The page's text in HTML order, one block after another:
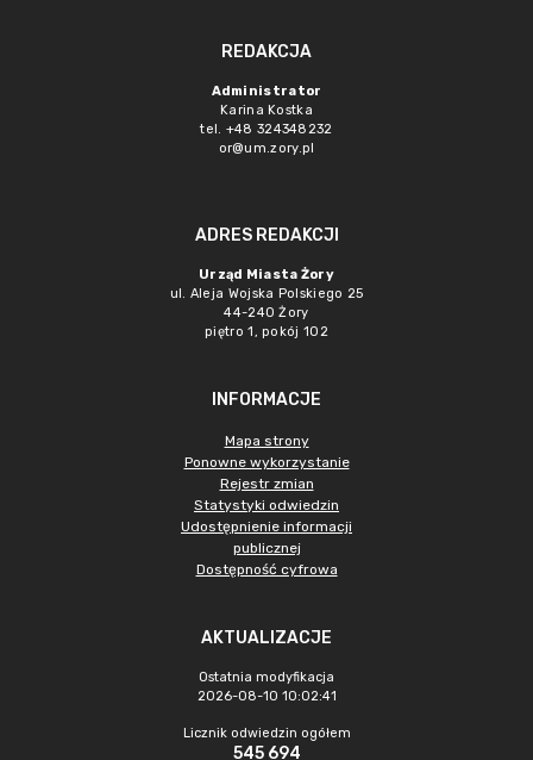
REDAKCJA
Administrator
Karina Kostka
tel. +48 324348232
or@um.zory.pl
ADRES REDAKCJI
Urząd Miasta Żory
ul. Aleja Wojska Polskiego 25
44-240 Żory
piętro 1, pokój 102
INFORMACJE
Mapa strony
Ponowne wykorzystanie
Rejestr zmian
Statystyki odwiedzin
Udostępnienie informacji
publicznej
Dostępność cyfrowa
AKTUALIZACJE
Ostatnia modyfikacja
2026-08-10 10:02:41
Licznik odwiedzin ogółem
545 694